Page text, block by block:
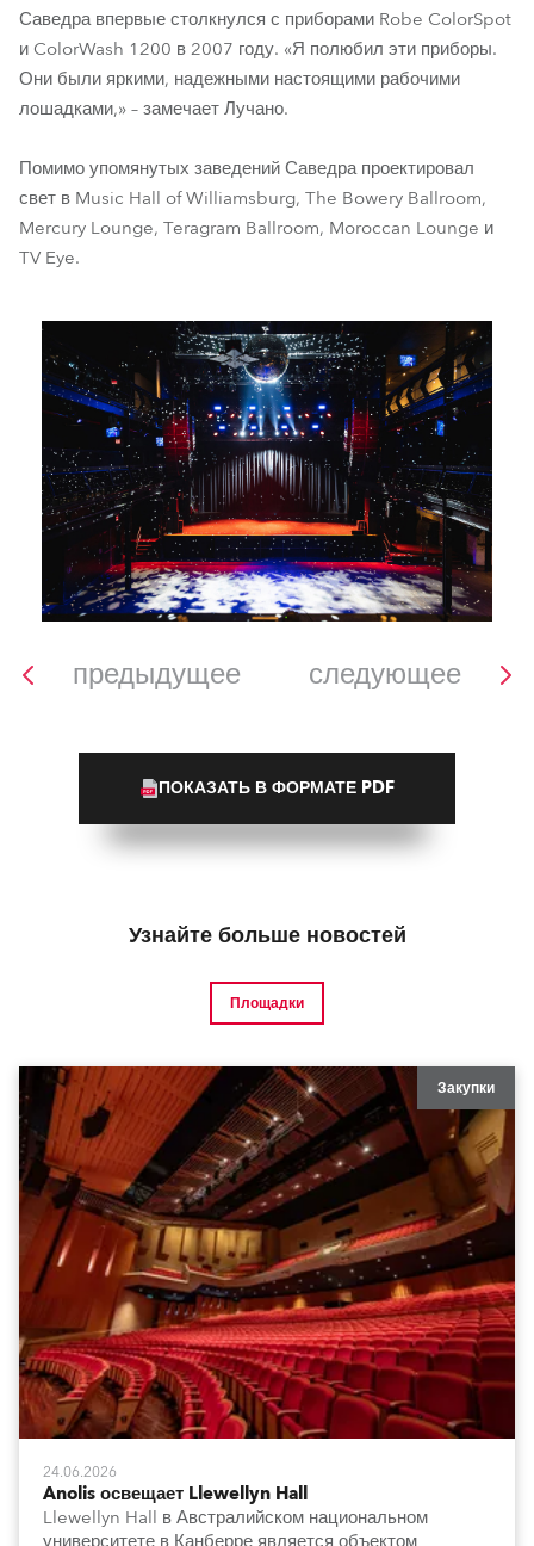
Саведра впервые столкнулся с приборами Robe ColorSpot
и ColorWash 1200 в 2007 году. «Я полюбил эти приборы.
Они были яркими, надежными настоящими рабочими
лошадками,» – замечает Лучано.
Помимо упомянутых заведений Саведра проектировал
свет в Music Hall of Williamsburg, The Bowery Ballroom,
Mercury Lounge, Teragram Ballroom, Moroccan Lounge и
TV Eye.
предыдущее следующее
ПОКАЗАТЬ В ФОРМАТЕ PDF
Узнайте больше новостей
Площадки
Закупки
24.06.2026
Anolis освещает Llewellyn Hall
Llewellyn Hall в Австралийском национальном
университете в Канберре является объектом